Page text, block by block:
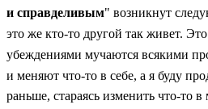
и справделивым" возникнут
это же кто-то другой так живет.
убеждениями мучаются всякими
и меняют что-то в себе, а я буду
раньше, стараясь изменить что-то